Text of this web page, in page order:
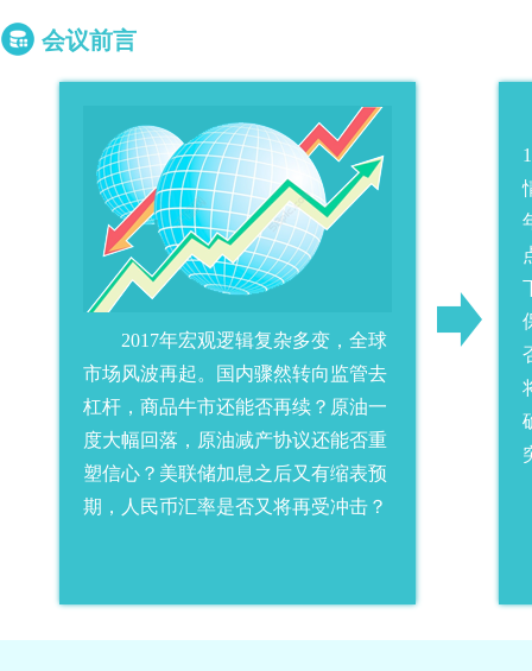
会议前言
2017年宏观逻辑复杂多变，全球
市场风波再起。国内骤然转向监管去
杠杆，商品牛市还能否再续？原油一
度大幅回落，原油减产协议还能否重
塑信心？美联储加息之后又有缩表预
期，人民币汇率是否又将再受冲击？